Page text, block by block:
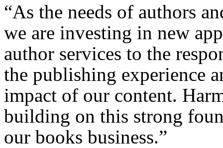
“As the needs of authors
we are investing in new
author services to the
the publishing experience
impact of our content.
building on this strong
our books business.”